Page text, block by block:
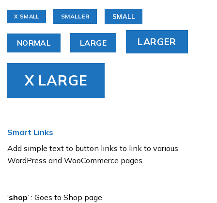
X SMALL SMALLER SMALL
NORMAL LARGE LARGER
X LARGE
Smart Links
Add simple text to button links to link to various
WordPress and WooCommerce pages.
‘shop‘ : Goes to Shop page